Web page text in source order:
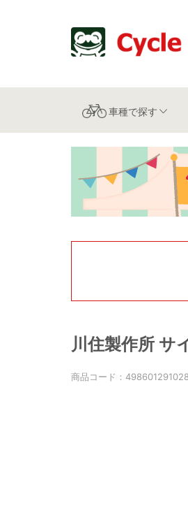
車種で探す
川住製作所
商品コード：